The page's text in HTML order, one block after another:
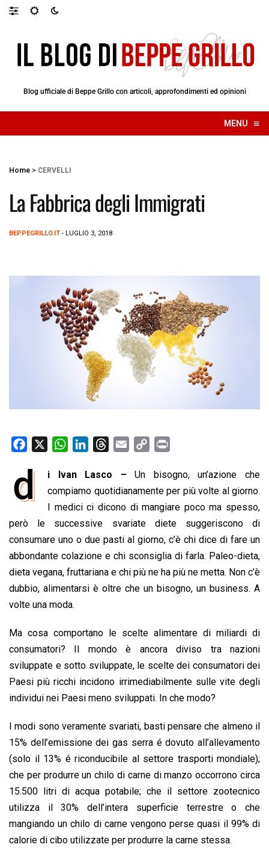
Blog ufficiale di Beppe Grillo con articoli, approfondimenti ed opinioni
MENU ≡
☰
Home > CERVELLI
La Fabbrica degli Immigrati
BEPPEGRILLO.IT - LUGLIO 3, 2018
e
o
o
k
W
a
t
s
A
p
p
n
k
e
d
I
n
r
e
a
d
s
i
l
p
y
L
n
k
i
n
t
d i Ivan Lasco – Un bisogno, un’azione che
compiamo quotidianamente per più volte al giorno.
I medici ci dicono di mangiare poco ma spesso,
però le successive svariate diete suggeriscono di
consumare uno o due pasti al giorno, c’è chi dice di fare un
abbondante colazione e chi sconsiglia di farla. Paleo-dieta,
dieta vegana, fruttariana e chi più ne ha più ne metta. Non c’è
dubbio, alimentarsi è oltre che un bisogno, un business. A
volte una moda.
Ma cosa comportano le scelte alimentare di miliardi di
consumatori? Il mondo è ancora diviso tra nazioni
sviluppate e sotto sviluppate, le scelte dei consumatori dei
Paesi più ricchi incidono irrimediabilmente sulle vite degli
individui nei Paesi meno sviluppati. In che modo?
I modi sono veramente svariati, basti pensare che almeno il
15% dell’emissione dei gas serra é dovuto all’allevamento
(solo il 13% é riconducibile al settore trasporti mondiale);
che per produrre un chilo di carne di manzo occorrono circa
15.500 litri di acqua potabile; che il settore zootecnico
utilizza il 30% dell’intera superficie terrestre o che
mangiando un chilo di carne vengono perse quasi il 99% di
calorie di cibo utilizzate per produrre la carne stessa.